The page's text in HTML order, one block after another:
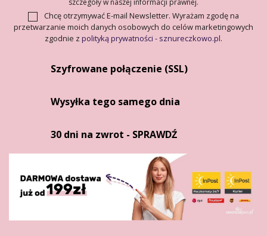
szczegóły w naszej informacji prawnej.
Chcę otrzymywać E-mail Newsletter. Wyrażam zgodę na
przetwarzanie moich danych osobowych do celów marketingowych
zgodnie z polityką prywatności - sznureczkowo.pl.
Szyfrowane połączenie (SSL)
Wysyłka tego samego dnia
30 dni na zwrot - SPRAWDŹ